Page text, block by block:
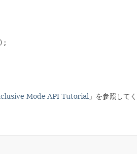
Mode API Tutorial 」を参照して